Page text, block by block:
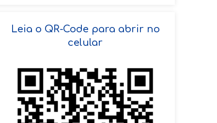
VOLTAR
Leia o QR-Code para abrir no
celular